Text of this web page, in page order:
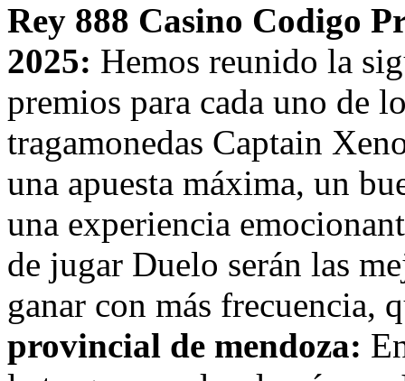
Rey 888 Casino Codigo
2025: Hemos reunido la
premios para cada uno de
tragamonedas Captain
una apuesta máxima, un
una experiencia
de jugar Duelo serán las
ganar con más frecuencia,
provincial de mendoza: